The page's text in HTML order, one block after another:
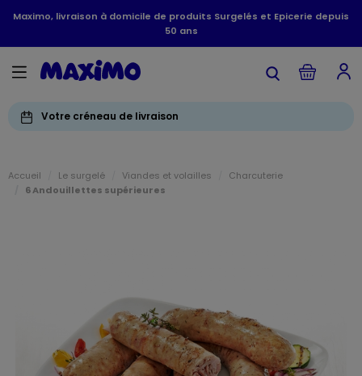
Maximo, livraison à domicile de produits Surgelés et Epicerie depuis
50 ans
Votre créneau de livraison
Accueil Le surgelé Viandes et volailles
Charcuterie
6 Andouillettes supérieures